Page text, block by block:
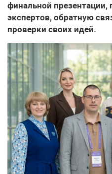
финальной
экспертов, обратную
проверки своих идей.